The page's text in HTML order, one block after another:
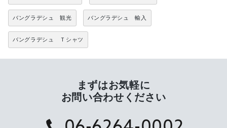
バングラデシュ 観光 バングラデシュ 輸入
バングラデシュ Ｔシャツ
まずはお気軽に
お問い合わせください